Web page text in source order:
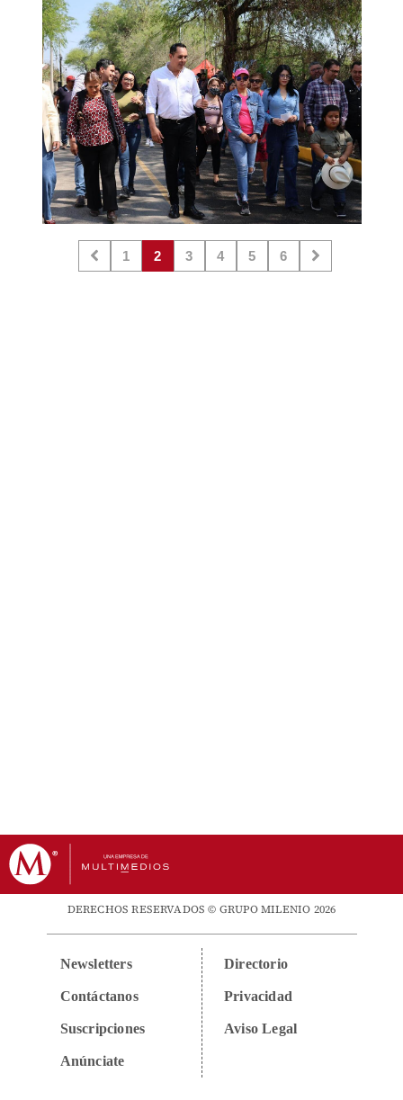
1 2 3 4 5 6
DERECHOS RESERVADOS © GRUPO MILENIO 2026
Newsletters
Contáctanos
Suscripciones
Anúnciate
Directorio
Privacidad
Aviso Legal